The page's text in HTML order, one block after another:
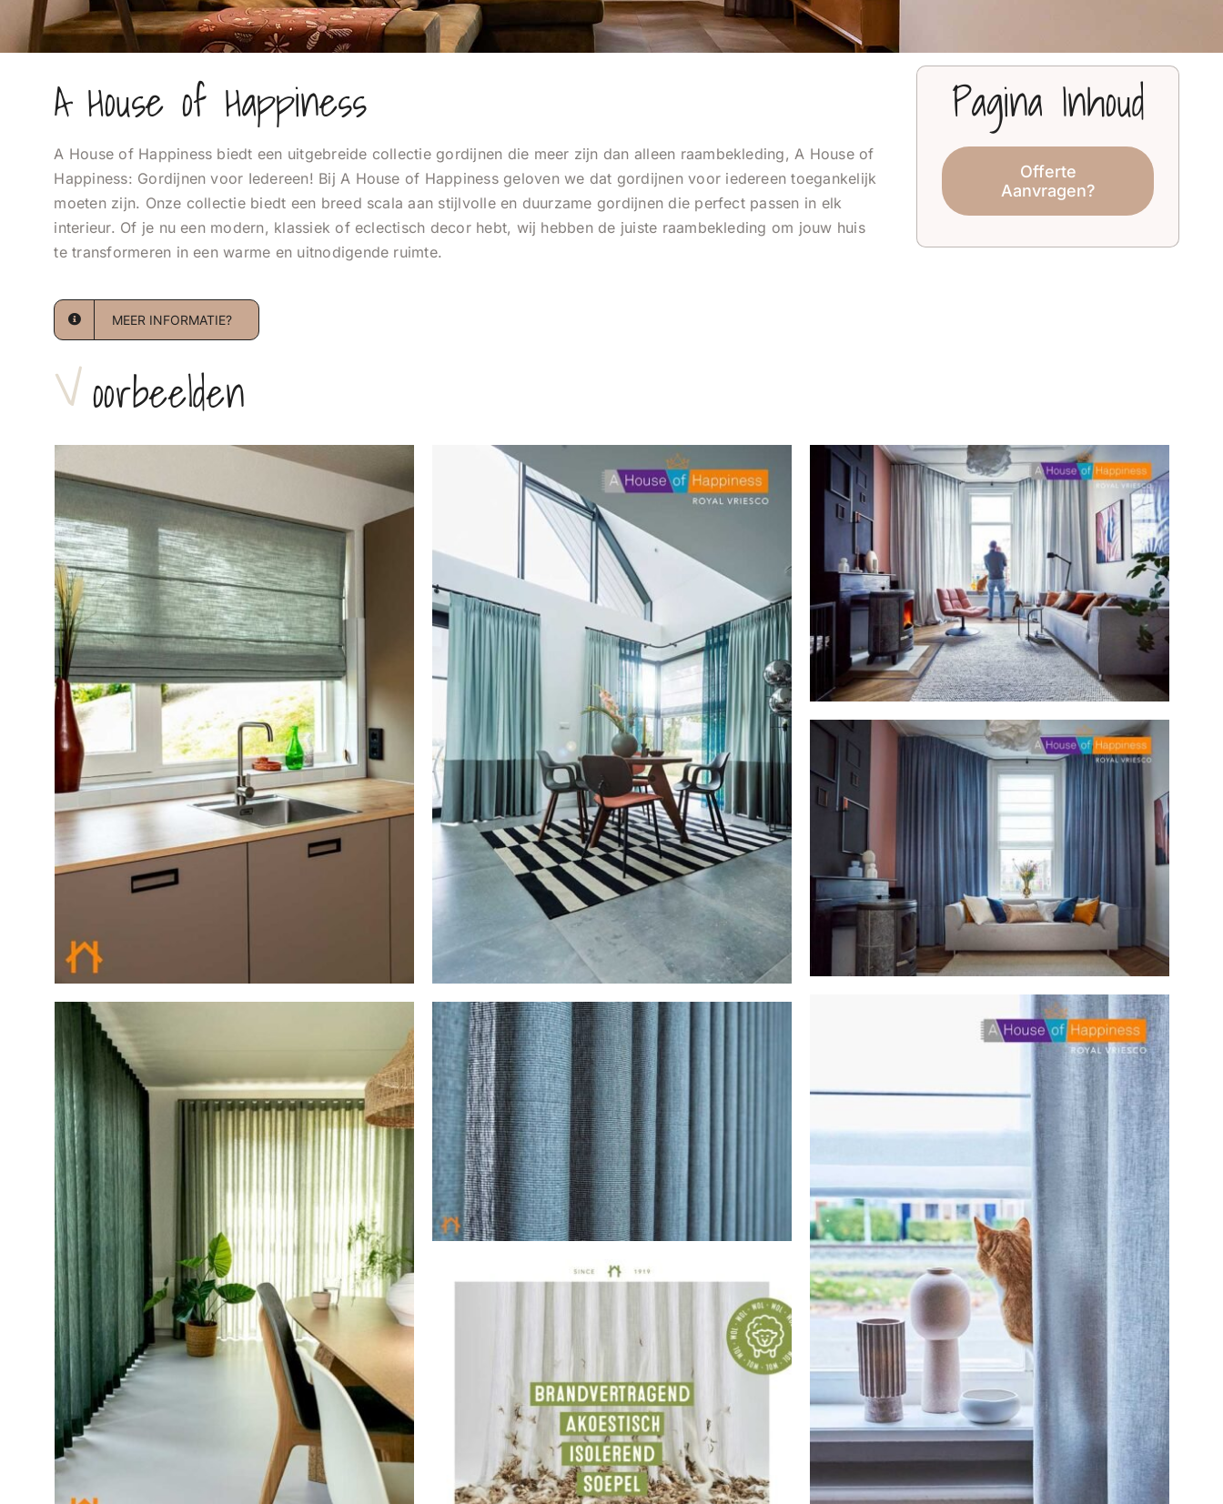
A House of Happiness
A House of Happiness biedt een uitgebreide collectie gordijnen die meer zijn dan alleen raambekleding, A House of
Happiness: Gordijnen voor Iedereen! Bij A House of Happiness geloven we dat gordijnen voor iedereen toegankelijk
moeten zijn. Onze collectie biedt een breed scala aan stijlvolle en duurzame gordijnen die perfect passen in elk
interieur. Of je nu een modern, klassiek of eclectisch decor hebt, wij hebben de juiste raambekleding om jouw huis
te transformeren in een warme en uitnodigende ruimte.
MEER INFORMATIE?
Pagina Inhoud
Offerte
Aanvragen?
VOorbeelden